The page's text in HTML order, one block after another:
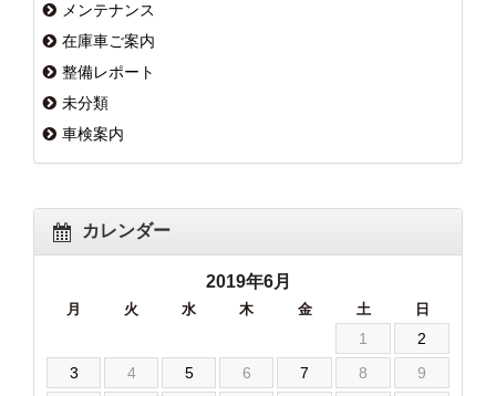
メンテナンス
在庫車ご案内
整備レポート
未分類
車検案内
カレンダー
2019年6月
月 火 水 木 金 土 日
1
2
3
4 5 6 7 8
9